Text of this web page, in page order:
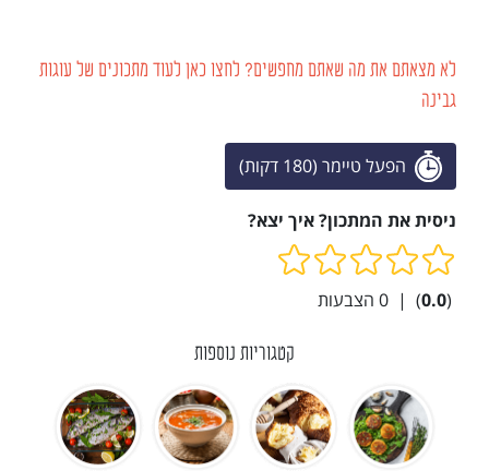
לא מצאתם את מה שאתם מחפשים? לחצו כאן לעוד מתכונים של עוגות
גבינה
הפעל טיימר (180 דקות)
ניסית את המתכון? איך יצא?
(
0.0
)
|
0 הצבעות
קטגוריות נוספות